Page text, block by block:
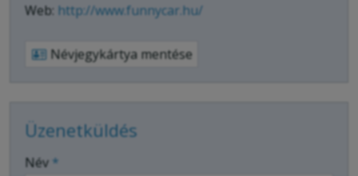
Web: http://www.funnycar.hu/
Névjegykártya mentése
Üzenetküldés
Név *